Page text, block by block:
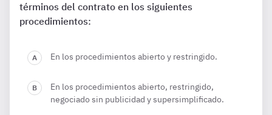
términos del contrato en los siguientes
procedimientos:
En los procedimientos abierto y restringido.
En los procedimientos abierto, restringido,
negociado sin publicidad y supersimplificado.